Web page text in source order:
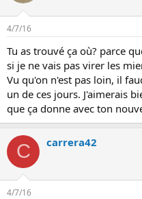
4/7/16
Tu as trouvé ça où? parce
si je ne vais pas virer les
Vu qu'on n'est pas loin, il
un de ces jours. J'aimerais
que ça donne avec ton
C carrera42
4/7/16